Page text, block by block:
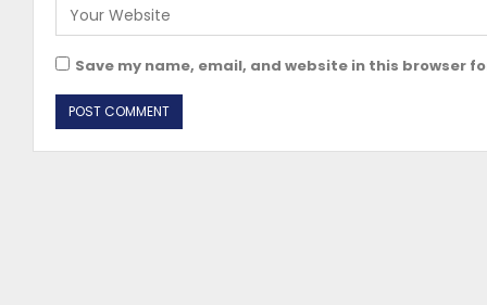
Save my name, email, and website in this browser